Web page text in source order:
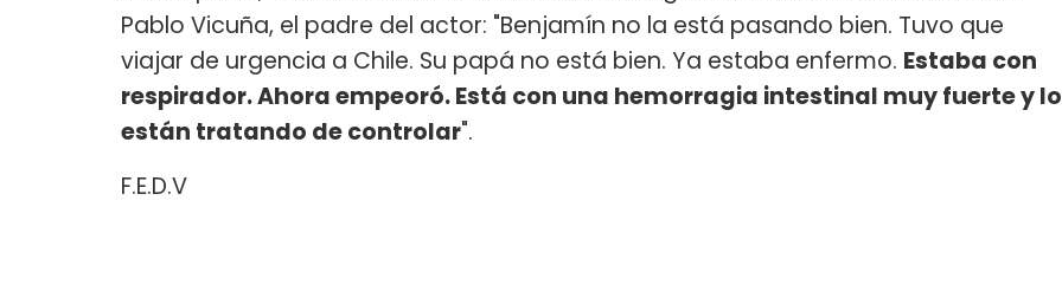
Pablo Vicuña, el padre del actor: "Benjamín no la está pasando bien. Tuvo que
viajar de urgencia a Chile. Su papá no está bien. Ya estaba enfermo. Estaba con
respirador. Ahora empeoró. Está con una hemorragia intestinal muy fuerte y lo
están tratando de controlar".
F.E.D.V